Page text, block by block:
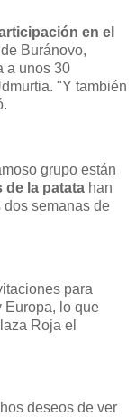
en el
Buránovo,
a unos 30
"Y también
grupo están
de la patata han
dos semanas de
para
Europa, lo que
Roja el
deseos de ver